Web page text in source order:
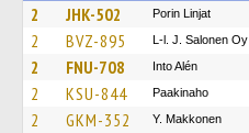
2 JHK-502 Porin Linjat
2 BVZ-895 L-l. J. Salonen Oy
2 FNU-708 Into Alén
2 KSU-844 Paakinaho
2 GKM-352 Y. Makkonen